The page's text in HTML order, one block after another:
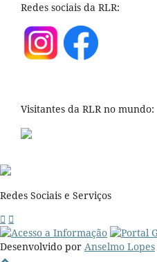
Redes sociais da RLR:
Visitantes da RLR no mundo:
Redes Sociais e Serviços
Desenvolvido por Anselmo Lopes